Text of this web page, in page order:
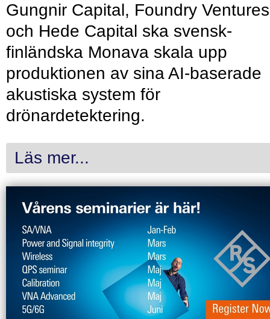
Gungnir Capital, Foundry Ventures
och Hede Capital ska svensk-
finländska Monava skala upp
produktionen av sina AI-baserade
akustiska system för
drönardetektering.
Läs mer...